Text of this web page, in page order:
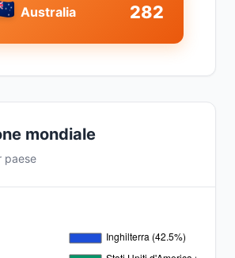
Australia 282
mondiale
paese